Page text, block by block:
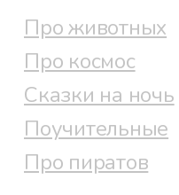
Про животных
Про космос
Сказки на ночь
Поучительные
Про пиратов